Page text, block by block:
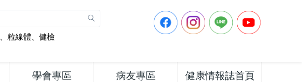
、 粒線體、 健檢
學會專區 病友專區 健康情報誌首頁